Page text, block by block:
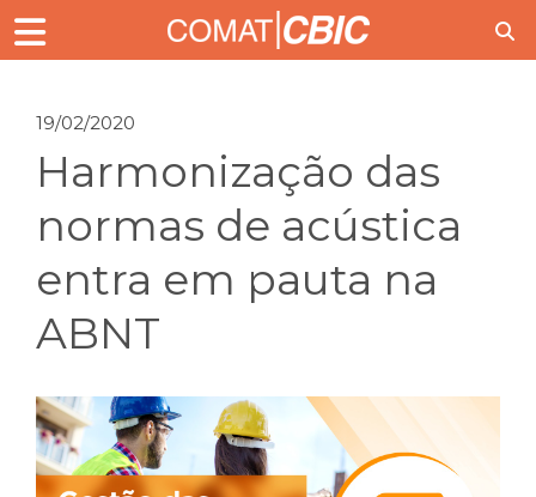
19/02/2020
Harmonização das
normas de acústica
entra em pauta na
ABNT